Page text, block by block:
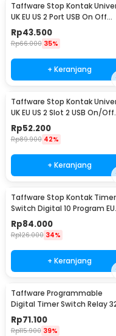
Taffware Stop Kontak
UK EU US 2 Port USB On Off
Switch - LC-20
Rp43.500
Rp66.000 35%
+ Keranjang
Taffware Stop Kontak
UK EU US 2 Slot 2 USB On/Off
Switch - LC-86
Rp52.200
Rp89.900 42%
+ Keranjang
Taffware Stop Kontak Timer
Switch Digital 10 Program EU
Plug 16A 230V - KWE-TM02-EU
Rp84.000
Rp126.000 34%
+ Keranjang
Taffware Programmable
Digital Timer Switch Relay
Program 220V - KG316T
Rp71.100
Rp115.900 39%